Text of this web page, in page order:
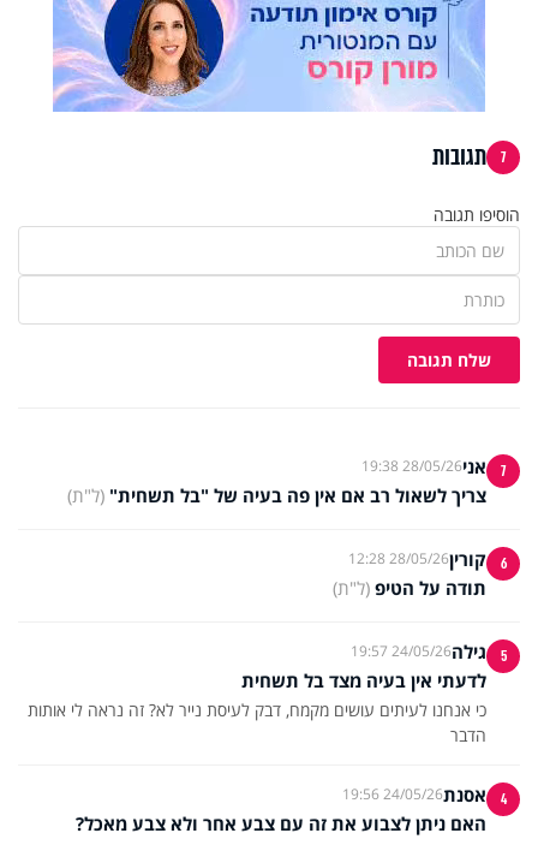
7 תגובות
הוסיפו תגובה
שלח תגובה
7 אני28/05/26 19:38
צריך לשאול רב אם אין פה בעיה של "בל תשחית" (ל"ת)
6 קורין28/05/26 12:28
תודה על הטיפ (ל"ת)
5 גילה24/05/26 19:57
לדעתי אין בעיה מצד בל תשחית
כי אנחנו לעיתים עושים מקמח, דבק לעיסת נייר לא? זה נראה לי אותות
הדבר
4 אסנת24/05/26 19:56
האם ניתן לצבוע את זה עם צבע אחר ולא צבע מאכל?